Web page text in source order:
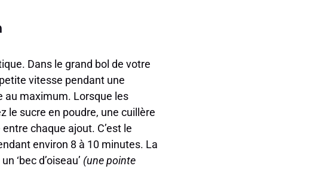
Dans le grand bol de votre
vitesse pendant une
au maximum. Lorsque les
le sucre en poudre, une cuillère
chaque ajout. C’est le
environ 8 à 10 minutes. La
‘bec d’oiseau’ (une pointe